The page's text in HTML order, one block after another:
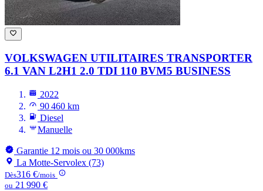
VOLKSWAGEN UTILITAIRES TRANSPORTER
6.1 VAN L2H1 2.0 TDI 110 BVM5 BUSINESS
2022
90 460 km
Diesel
Manuelle
Garantie 12 mois ou 30 000kms
La Motte-Servolex (73)
Dès316 €/mois
ou 21 990 €